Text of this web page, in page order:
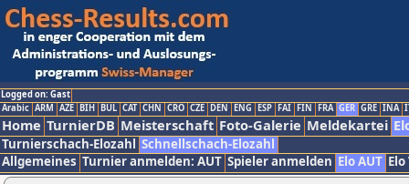
Logged on: Gast
Arabic ARM AZE BIH BUL CAT CHN CRO CZE DEN ENG ESP FAI FIN FRA GER GRE INA
Home TurnierDB Meisterschaft Foto-Galerie Meldekartei
Turnierschach-Elozahl Schnellschach-Elozahl
Allgemeines Turnier anmelden: AUT Spieler anmelden Elo AUT